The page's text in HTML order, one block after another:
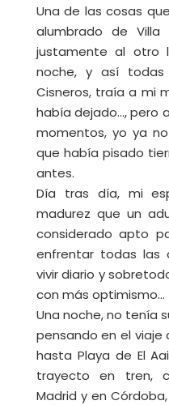
Una de las cosas
alumbrado de
justamente al otro
noche, y así todas
Cisneros, traía a mi
había dejado…, pero
momentos, yo ya
que había pisado
antes.
Día tras día, mi
madurez que un
considerado apto
enfrentar todas las
vivir diario y
con más optimismo…
Una noche, no tenía
pensando en el viaje
hasta Playa de El
trayecto en tren,
Madrid y en